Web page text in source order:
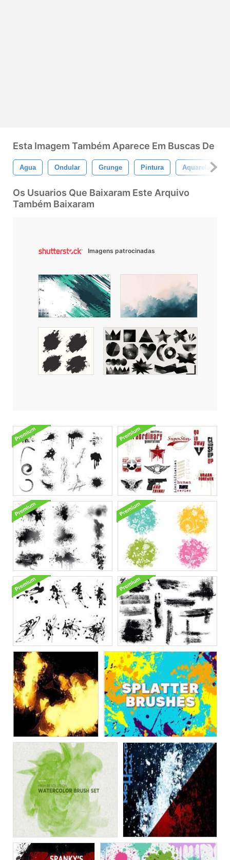
Esta Imagem Também Aparece Em Buscas De
Agua Ondular Grunge Pintura Aquarela
Os Usuarios Que Baixaram Este Arquivo
Também Baixaram
Imagens patrocinadas